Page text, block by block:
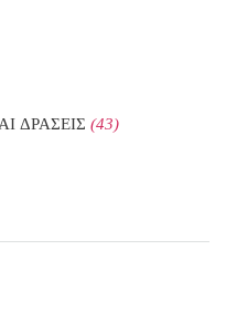
ΔΡΑΣΕΙΣ (43)